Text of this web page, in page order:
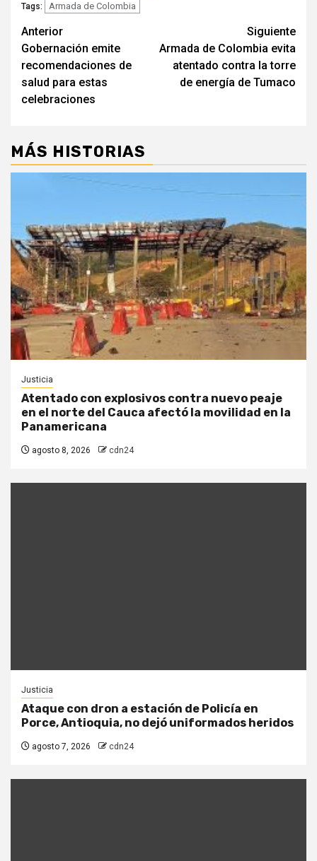
Tags: Armada de Colombia
Seguir
leyendo
Anterior
Gobernación emite
recomendaciones de
salud para estas
celebraciones
Siguiente
Armada de Colombia evita
atentado contra la torre
de energía de Tumaco
MÁS HISTORIAS
Justicia
Atentado con explosivos contra nuevo peaje
en el norte del Cauca afectó la movilidad en la
Panamericana
agosto 8, 2026 cdn24
Justicia
Ataque con dron a estación de Policía en
Porce, Antioquia, no dejó uniformados heridos
agosto 7, 2026 cdn24